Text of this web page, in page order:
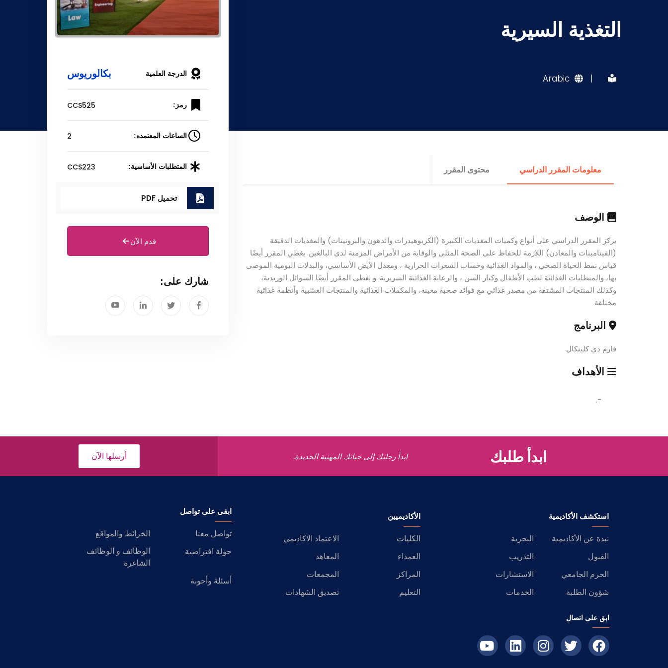
التغذية السيرية
|
Arabic
معلومات المقرر الدراسي محتوى المقرر
الوصف
يركز المقرر الدراسي على أنواع وكميات المغذيات الكبيرة (الكربوهيدرات والدهون والبروتينات) والمغذيات الدقيقة
(الفيتامينات والمعادن) اللازمة للحفاظ على الصحة المثلى والوقاية من الأمراض المزمنة لدى البالغين. يغطي المقرر أيضًا
قياس نمط الحياة الصحي ، والمواد الغذائية وحساب السعرات الحرارية ، ومعدل الأيض الأساسي، والبدلات اليومية الموصى
بها، والمتطلبات الغذائية لطب الأطفال وكبار السن ، والرعاية الغذائية السريرية. و يغطي المقرر أيضًا السوائل الوريدية،
وكذلك المنتجات المشتقة من مصدر غذائي مع فوائد صحية معينة، والمكملات الغذائية والمنتجات العشبية وأنظمة غذائية
مختلفة
البرنامج
فارم دي كلينكال
الأهداف
-.
الدرجة العلمية بكالوريوس
رمز: CCS525
الساعات المعتمده: 2
المتطلبات الأساسية: CCS223
تحميل PDF
قدم الآن
شارك على:
ابدأ طلبك ابدأ رحلتك إلى حياتك المهنية الجديدة. أرسلها الآن
استكشف الأكاديمية
نبذة عن الأكاديمية
البحرية
القبول
التدريب
الحرم الجامعي
الاستشارات
شؤون الطلبة
الخدمات
الأكاديميين
الكليات
الاعتماد الاكاديمي
العمداء
المعاهد
المراكز
المجمعات
التعليم
تصديق الشهادات
ابقى على تواصل
تواصل معنا
الخرائط والمواقع
جولة افتراضية
الوظائف و الوظائف
الشاغرة
أسئلة وأجوبة
ابق على اتصال